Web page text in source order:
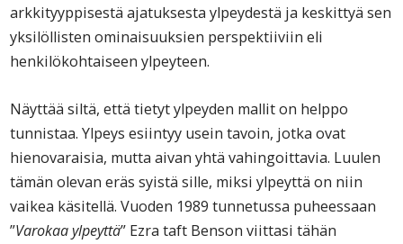
arkkityyppisestä ajatuksesta ylpeydestä ja keskittyä sen
yksilöllisten ominaisuuksien perspektiiviin eli
henkilökohtaiseen ylpeyteen.
Näyttää siltä, että tietyt ylpeyden mallit on helppo
tunnistaa. Ylpeys esiintyy usein tavoin, jotka ovat
hienovaraisia, mutta aivan yhtä vahingoittavia. Luulen
tämän olevan eräs syistä sille, miksi ylpeyttä on niin
vaikea käsitellä. Vuoden 1989 tunnetussa puheessaan
”Varokaa ylpeyttä” Ezra taft Benson viittasi tähän